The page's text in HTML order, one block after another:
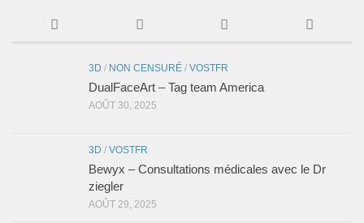
3D / NON CENSURÉ / VOSTFR
DualFaceArt – Tag team America
AOÛT 30, 2025
3D / VOSTFR
Bewyx – Consultations médicales avec le Dr
ziegler
AOÛT 29, 2025